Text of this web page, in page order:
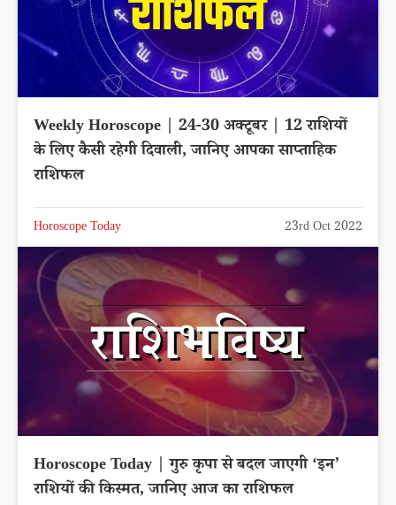
Weekly Horoscope | 24-30 अक्टूबर | 12 राशियों
के लिए कैसी रहेगी दिवाली, जानिए आपका साप्ताहिक
राशिफल
Horoscope Today 23rd Oct 2022
Horoscope Today | गुरु कृपा से बदल जाएगी ‘इन’
राशियों की किस्मत, जानिए आज का राशिफल